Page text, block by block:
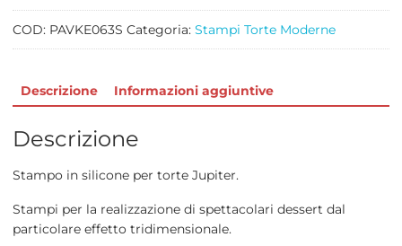
COD: PAVKE063S Categoria: Stampi Torte Moderne
Descrizione Informazioni aggiuntive
Descrizione
Stampo in silicone per torte Jupiter.
Stampi per la realizzazione di spettacolari dessert dal
particolare effetto tridimensionale.